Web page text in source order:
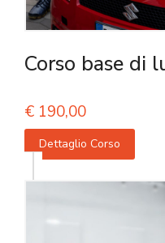
Corso base di
€ 190,00
Dettaglio Corso